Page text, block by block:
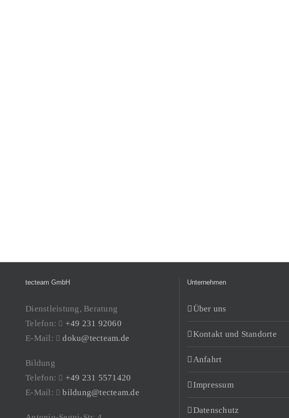
tecteam GmbH
Dienstleistung, Beratung
Telefon:
+49 231 92060
E-Mail:
doku@tecteam.de
Bildung
Telefon:
+49 231 5571420
E-Mail:
bildung@tecteam.de
Unternehmen
Über uns
Kontakt und Standorte
Anfahrt
Impressum
Datenschutz